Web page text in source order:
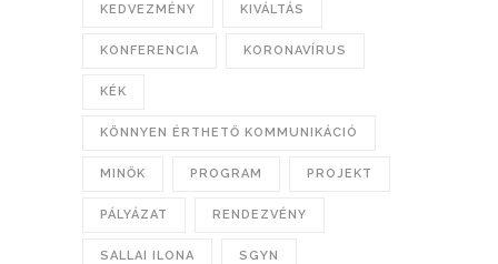
KEDVEZMÉNY KIVÁLTÁS
KONFERENCIA KORONAVÍRUS
KÉK
KÖNNYEN ÉRTHETŐ KOMMUNIKÁCIÓ
MINŐK PROGRAM PROJEKT
PÁLYÁZAT RENDEZVÉNY
SALLAI ILONA SGYN